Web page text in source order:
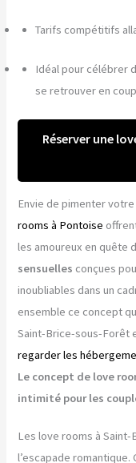
Tarifs compétitifs
Idéal pour célébrer
se retrouver en
Réserver une
Envie de pimenter
rooms à Pontoise
les amoureux en quête
sensuelles conçues
inoubliables dans un
ensemble ce concept
Saint-Brice-sous-Forêt
regarder les
Le concept de love
intimité pour les
Les love rooms à
l’escapade romantique.